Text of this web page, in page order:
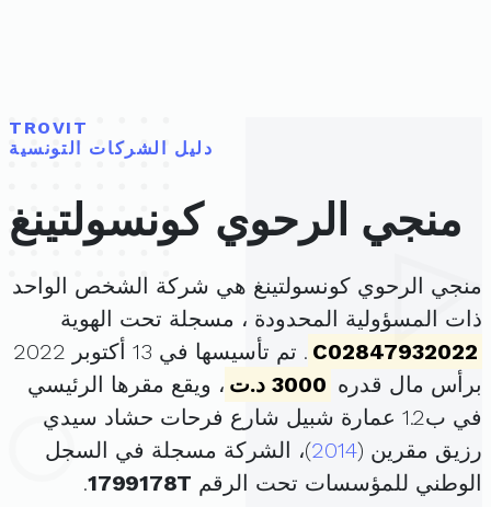
TROVIT
دليل الشركات التونسية
منجي الرحوي كونسولتينغ
منجي الرحوي كونسولتينغ هي شركة الشخص الواحد
ذات المسؤولية المحدودة ، مسجلة تحت الهوية
C02847932022
. تم تأسيسها في 13 أكتوبر 2022
برأس مال قدره 3000 د.ت
، ويقع مقرها الرئيسي
في ب1.2 عمارة شبيل شارع فرحات حشاد سيدي
رزيق مقرين (2014)، الشركة مسجلة في السجل
الوطني للمؤسسات تحت الرقم 1799178T
.